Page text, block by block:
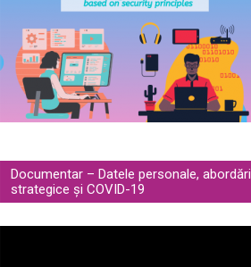
Documentar – Datele personale, abordări
strategice și COVID-19